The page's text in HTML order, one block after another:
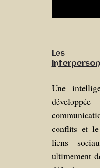
Les
Une
conflits et le
liens
ultimement